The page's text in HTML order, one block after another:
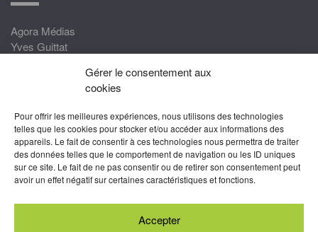
Gérer le consentement aux
cookies
Pour offrir les meilleures expériences, nous utilisons des technologies
telles que les cookies pour stocker et/ou accéder aux informations des
appareils. Le fait de consentir à ces technologies nous permettra de traiter
des données telles que le comportement de navigation ou les ID uniques
sur ce site. Le fait de ne pas consentir ou de retirer son consentement peut
avoir un effet négatif sur certaines caractéristiques et fonctions.
Accepter
Agora Médias
Yves Guittat
Devenez correspondant
Rejoignez nos experts
Devenez Partenaire
Nous suivre